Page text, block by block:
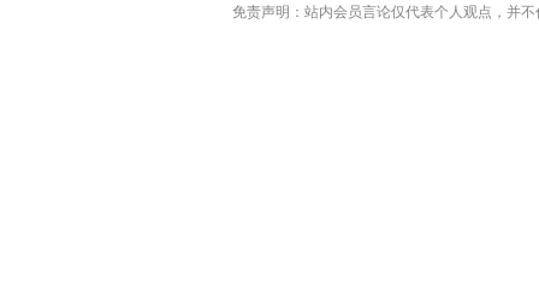
免责声明：站内会员言论仅代表个人观点，并